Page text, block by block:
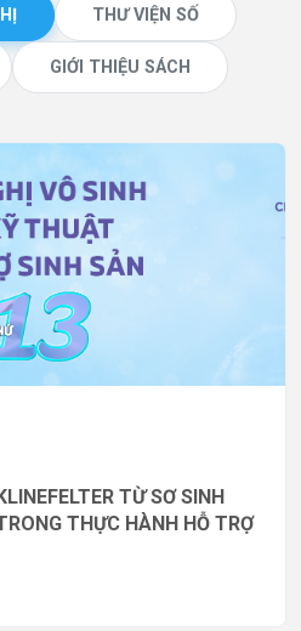
THƯ VIỆN SỐ
GIỚI THIỆU SÁCH
TỪ SƠ SINH
THỰC HÀNH HỖ TRỢ